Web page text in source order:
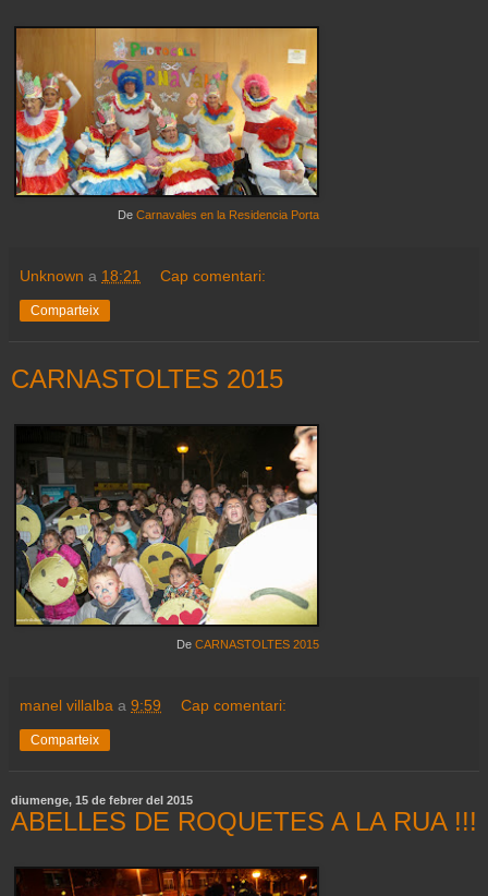
De Carnavales en la Residencia Porta
Unknown a 18:21 Cap comentari:
Comparteix
CARNASTOLTES 2015
De CARNASTOLTES 2015
manel villalba a 9:59 Cap comentari:
Comparteix
diumenge, 15 de febrer del 2015
ABELLES DE ROQUETES A LA RUA !!!